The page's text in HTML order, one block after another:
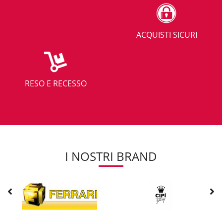
ACQUISTI SICURI
RESO E RECESSO
I NOSTRI BRAND